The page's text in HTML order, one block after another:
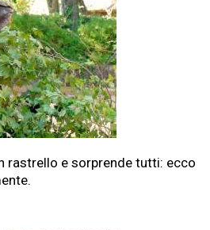
rastrello e sorprende tutti: ecco